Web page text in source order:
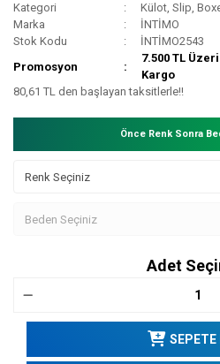
Kategori
Külot, Slip,
Marka
İNTİMO
Stok Kodu
İNTİMO2543
Promosyon
7.500 TL
Kargo
80,61 TL den başlayan taksitlerle!!
Önce Renk Sonra
Adet
SEPETE